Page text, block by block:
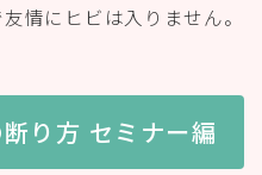
情にヒビは入りません。
り方 セミナー編